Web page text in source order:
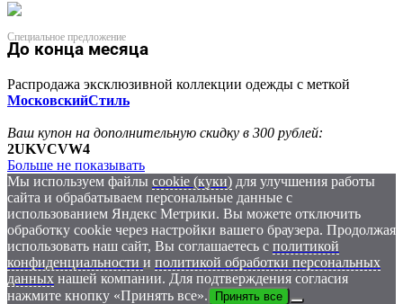
Специальное предложение
До конца месяца
Распродажа эксклюзивной коллекции одежды с меткой
МосковскийСтиль
Ваш купон на дополнительную скидку в 300 рублей:
2UKVCVW4
Больше не показывать
Мы используем файлы cookie (куки) для улучшения работы
сайта и обрабатываем персональные данные с
использованием Яндекс Метрики. Вы можете отключить
обработку cookie через настройки вашего браузера. Продолжая
использовать наш сайт, Вы соглашаетесь с политикой
конфиденциальности и политикой обработки персональных
данных нашей компании. Для подтверждения согласия
нажмите кнопку «Принять все».
Принять все